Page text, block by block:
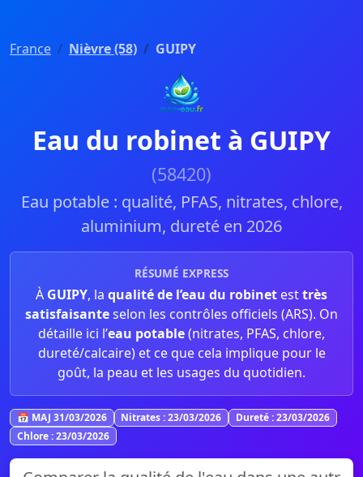
France Nièvre (58) GUIPY
Eau du robinet à GUIPY
(58420)
Eau potable : qualité, PFAS, nitrates, chlore,
aluminium, dureté en 2026
RÉSUMÉ EXPRESS
À GUIPY, la qualité de l’eau du robinet esttrès
satisfaisanteselon les contrôles officiels (ARS). On
détaille ici l’eau potable(nitrates, PFAS, chlore,
dureté/calcaire) et ce que cela implique pour le
goût, la peau et les usages du quotidien.
📅 MAJ 31/03/2026 Nitrates : 23/03/2026
Dureté : 23/03/2026
Chlore : 23/03/2026